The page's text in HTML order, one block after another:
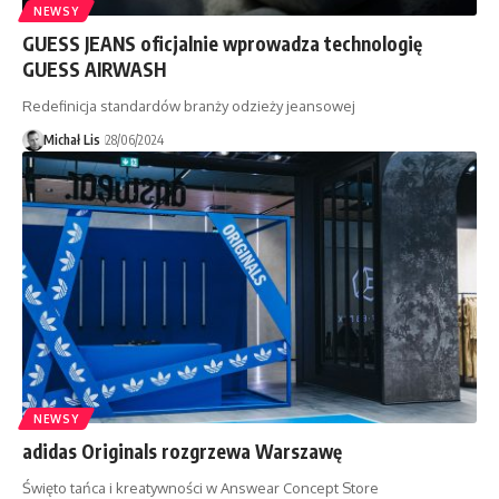
NEWSY
GUESS JEANS oficjalnie wprowadza technologię
GUESS AIRWASH
Redefinicja standardów branży odzieży jeansowej
Michał Lis 28/06/2024
NEWSY
adidas Originals rozgrzewa Warszawę
Święto tańca i kreatywności w Answear Concept Store